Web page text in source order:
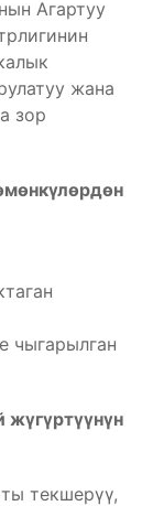
Агартуу
жана
зор
чыгарылган
текшерүү,